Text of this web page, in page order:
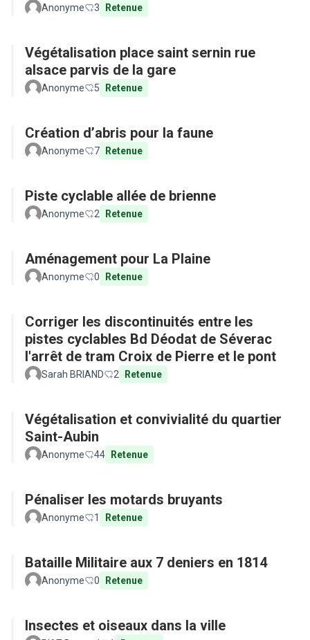
Anonyme 3 Retenue
Végétalisation place saint sernin rue
alsace parvis de la gare
Anonyme 5 Retenue
Création d’abris pour la faune
Anonyme 7 Retenue
Piste cyclable allée de brienne
Anonyme 2 Retenue
Aménagement pour La Plaine
Anonyme 0 Retenue
Corriger les discontinuités entre les
pistes cyclables Bd Déodat de Séverac
l'arrêt de tram Croix de Pierre et le pont
Sarah BRIAND 2 Retenue
Végétalisation et convivialité du quartier
Saint-Aubin
Anonyme 44 Retenue
Pénaliser les motards bruyants
Anonyme 1 Retenue
Bataille Militaire aux 7 deniers en 1814
Anonyme 0 Retenue
Insectes et oiseaux dans la ville